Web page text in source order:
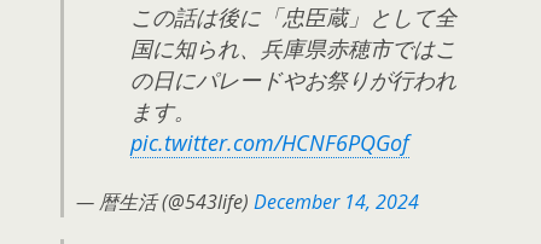
この話は後に「忠臣蔵」として全
国に知られ、兵庫県赤穂市ではこ
の日にパレードやお祭りが行われ
ます。
pic.twitter.com/HCNF6PQGof
— 暦生活 (@543life) December 14, 2024